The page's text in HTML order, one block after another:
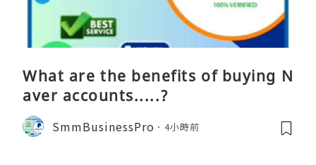
What are the benefits of buying N
aver accounts.....?
SmmBusinessPro 4小時前